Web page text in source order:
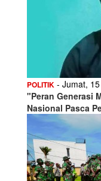
POLITIK - Jumat,
"Peran Generasi
Nasional Pasca